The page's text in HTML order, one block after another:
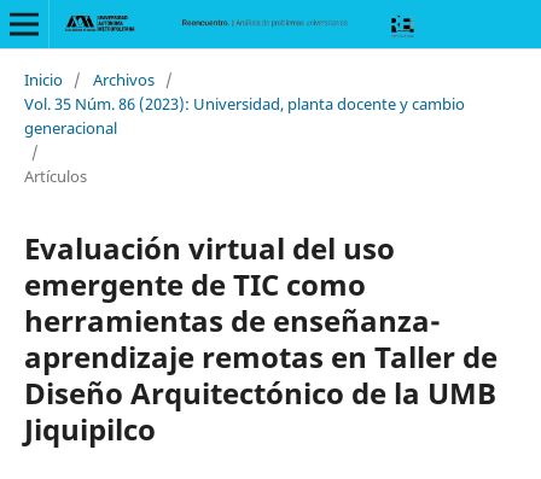
Inicio / Archivos /
Vol. 35 Núm. 86 (2023): Universidad, planta docente y cambio
generacional
/
Artículos
Evaluación virtual del uso
emergente de TIC como
herramientas de enseñanza-
aprendizaje remotas en Taller de
Diseño Arquitectónico de la UMB
Jiquipilco